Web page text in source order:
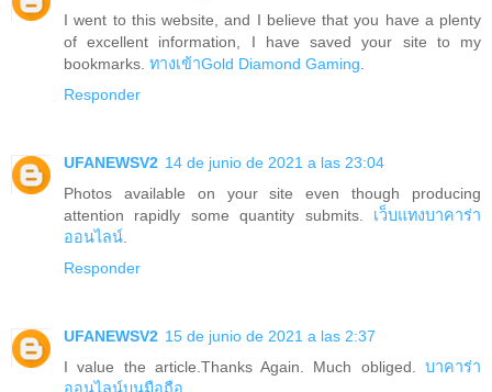
I went to this website, and I believe that you have a plenty
of excellent information, I have saved your site to my
bookmarks. ทางเข้าGold Diamond Gaming.
Responder
UFANEWSV2 14 de junio de 2021 a las 23:04
Photos available on your site even though producing
attention rapidly some quantity submits. เว็บแทงบาคาร่า
ออนไลน์
Responder
UFANEWSV2 15 de junio de 2021 a las 2:37
I value the article.Thanks Again. Much obliged. บาคาร่า